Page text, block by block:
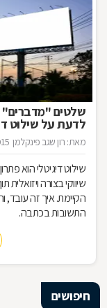
שלטים
לדעת על שילוט
מאת: רון שגב פינקלמן
שילוט דיגיטלי הוא
שיווקי בצורה ויזואלית
הקיימת. איך זה עובד,
התשובות בכתבה.
חיפושים